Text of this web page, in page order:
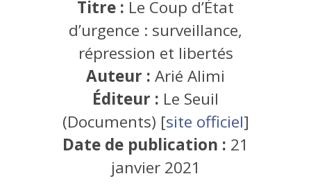
Titre : Le Coup d’État
d’urgence : surveillance,
répression et libertés
Auteur : Arié Alimi
Éditeur : Le Seuil
(Documents) [site officiel]
Date de publication : 21
janvier 2021